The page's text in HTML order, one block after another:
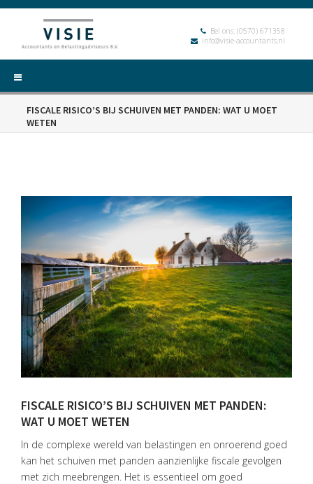
Bel ons: (0570) 671358
info@visie-accountants.nl
FISCALE RISICO’S BIJ SCHUIVEN MET PANDEN: WAT U MOET
WETEN
FISCALE RISICO’S BIJ SCHUIVEN MET PANDEN:
WAT U MOET WETEN
In de complexe wereld van belastingen en onroerend goed
kan het schuiven met panden aanzienlijke fiscale gevolgen
met zich meebrengen. Het is essentieel om goed